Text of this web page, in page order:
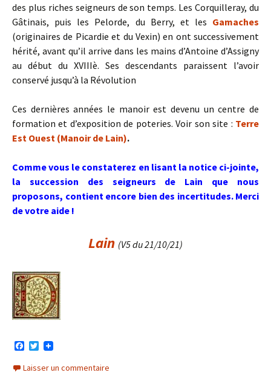
des plus riches seigneurs de son temps. Les Corquilleray, du
Gâtinais, puis les Pelorde, du Berry, et les Gamaches
(originaires de Picardie et du Vexin) en ont successivement
hérité, avant qu’il arrive dans les mains d’Antoine d’Assigny
au début du XVIIIè. Ses descendants paraissent l’avoir
conservé jusqu’à la Révolution
Ces dernières années le manoir est devenu un centre de
formation et d’exposition de poteries. Voir son site : Terre
Est Ouest (Manoir de Lain).
Comme vous le constaterez en lisant la notice ci-jointe,
la succession des seigneurs de Lain que nous
proposons, contient encore bien des incertitudes. Merci
de votre aide !
Lain (V5 du 21/10/21)
c
e
T
i
t
Laisser un commentaire